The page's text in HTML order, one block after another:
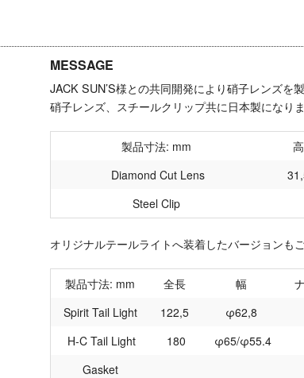
MESSAGE
JACK SUN’S様との共同開発により硝子レンズを製
硝子レンズ、スチールクリップ共に日本製になりま
製品寸法: mm 高
Diamond Cut Lens
Steel Clip
オリジナルテールライトへ装着したバージョンも
製品寸法: mm 全長 幅
Spirit Tail Light
122,5 φ62,8
H-C Tail Light
180 φ65/φ55.4
Gasket